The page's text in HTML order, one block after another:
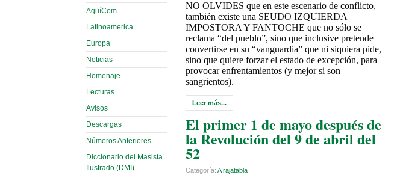
AquíCom
Latinoamerica
Europa
Noticias
Homenaje
Lecturas
Avisos
Descargas
Números Anteriores
Diccionario del Masista
Ilustrado (DMI)
NO OLVIDES que en este escenario de conflicto,
también existe una SEUDO IZQUIERDA
IMPOSTORA Y FANTOCHE que no sólo se
reclama “del pueblo”, sino que inclusive pretende
convertirse en su “vanguardia” que ni siquiera pide,
sino que quiere forzar el estado de excepción, para
provocar enfrentamientos (y mejor si son
sangrientos).
Leer más...
El primer 1 de mayo después de
la Revolución del 9 de abril del
52
Categoría: A rajatabla